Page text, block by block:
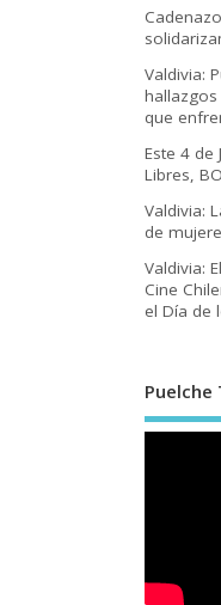
Valdivia:
que
Este 4 de
Libres,
Valdivia:
de
Valdivia:
Cine
el Día de
Puelche